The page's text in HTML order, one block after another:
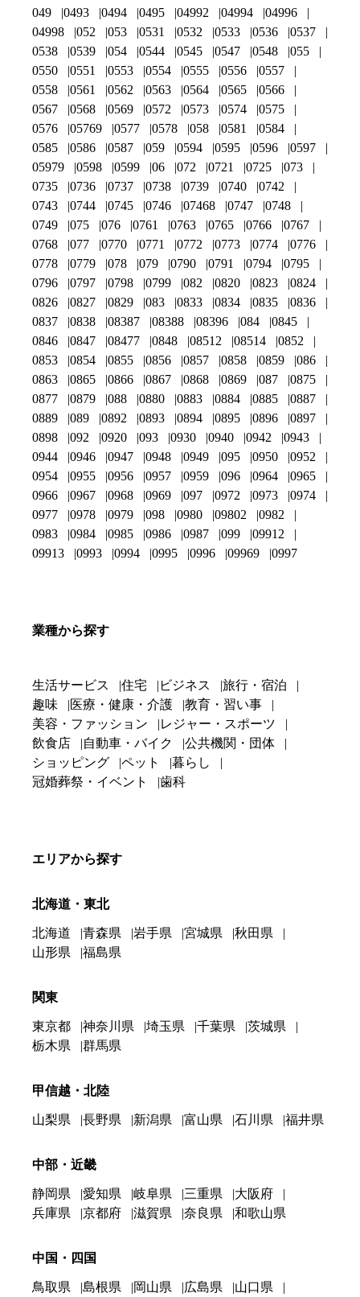
049
0493 0494 0495 04992 04994
04996
04998
052 053 0531 0532 0533 0536
0537
0538
0539 054 0544 0545 0547 0548
055
0550
0551 0553 0554 0555 0556
0557
0558
0561 0562 0563 0564 0565
0566
0567
0568 0569 0572 0573 0574
0575
0576
05769 0577 0578 058 0581
0584
0585
0586 0587 059 0594 0595 0596
0597
05979
0598 0599 06 072 0721 0725
073
0735
0736 0737 0738 0739 0740
0742
0743
0744 0745 0746 07468 0747
0748
0749
075 076 0761 0763 0765 0766
0767
0768
077 0770 0771 0772 0773 0774
0776
0778
0779 078 079 0790 0791 0794
0795
0796
0797 0798 0799 082 0820 0823
0824
0826
0827 0829 083 0833 0834 0835
0836
0837
0838 08387 08388 08396 084
0845
0846
0847 08477 0848 08512 08514
0852
0853
0854 0855 0856 0857 0858 0859
086
0863
0865 0866 0867 0868 0869 087
0875
0877
0879 088 0880 0883 0884 0885
0887
0889
089 0892 0893 0894 0895 0896
0897
0898
092 0920 093 0930 0940 0942
0943
0944
0946 0947 0948 0949 095 0950
0952
0954
0955 0956 0957 0959 096 0964
0965
0966
0967 0968 0969 097 0972 0973
0974
0977
0978 0979 098 0980 09802
0982
0983
0984 0985 0986 0987 099
09912
09913
0993 0994 0995 0996 09969 0997
業種から探す
生活サービス 住宅 ビジネス
旅行・宿泊
趣味
医療・健康・介護
教育・習い事
美容・ファッション
レジャー・スポーツ
飲食店
自動車・バイク
公共機関・団体
ショッピング
ペット
暮らし
冠婚葬祭・イベント
歯科
エリアから探す
北海道・東北
北海道 青森県 岩手県 宮城県
秋田県
山形県
福島県
関東
東京都 神奈川県 埼玉県 千葉県
茨城県
栃木県
群馬県
甲信越・北陸
山梨県 長野県 新潟県 富山県 石川県 福井県
中部・近畿
静岡県 愛知県 岐阜県 三重県
大阪府
兵庫県
京都府 滋賀県 奈良県 和歌山県
中国・四国
鳥取県 島根県 岡山県 広島県
山口県